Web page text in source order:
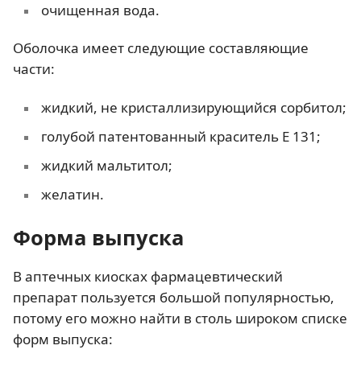
очищенная вода.
Оболочка имеет следующие составляющие
части:
жидкий, не кристаллизирующийся сорбитол;
голубой патентованный краситель Е 131;
жидкий мальтитол;
желатин.
Форма выпуска
В аптечных киосках фармацевтический
препарат пользуется большой популярностью,
потому его можно найти в столь широком списке
форм выпуска: